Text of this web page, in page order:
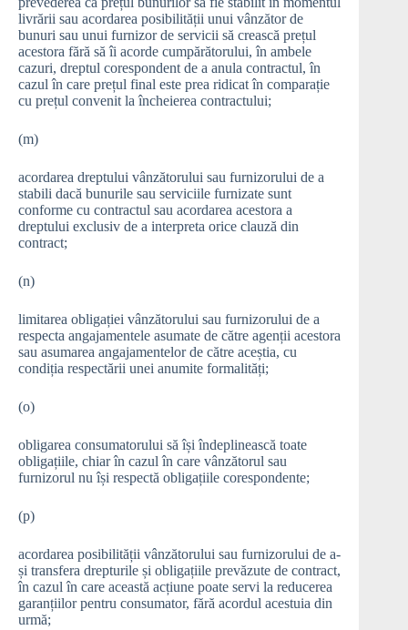
livrării sau acordarea posibilității unui vânzător de
bunuri sau unui furnizor de servicii să crească prețul
acestora fără să îi acorde cumpărătorului, în ambele
cazuri, dreptul corespondent de a anula contractul, în
cazul în care prețul final este prea ridicat în comparație
cu prețul convenit la încheierea contractului;
(m)
acordarea dreptului vânzătorului sau furnizorului de a
stabili dacă bunurile sau serviciile furnizate sunt
conforme cu contractul sau acordarea acestora a
dreptului exclusiv de a interpreta orice clauză din
contract;
(n)
limitarea obligației vânzătorului sau furnizorului de a
respecta angajamentele asumate de către agenții acestora
sau asumarea angajamentelor de către aceștia, cu
condiția respectării unei anumite formalități;
(o)
obligarea consumatorului să își îndeplinească toate
obligațiile, chiar în cazul în care vânzătorul sau
furnizorul nu își respectă obligațiile corespondente;
(p)
acordarea posibilității vânzătorului sau furnizorului de a-
și transfera drepturile și obligațiile prevăzute de contract,
în cazul în care această acțiune poate servi la reducerea
garanțiilor pentru consumator, fără acordul acestuia din
urmă;